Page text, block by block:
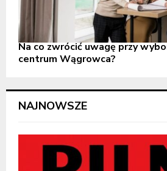
Na co zwrócić uwagę przy
centrum Wągrowca?
NAJNOWSZE